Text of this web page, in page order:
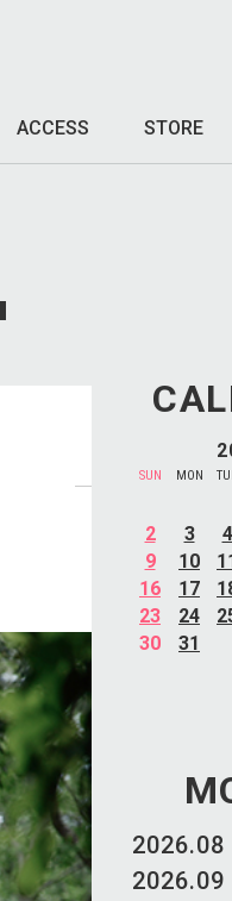
ACCESS STORE
SUN MON
2
3 4
9
10
16
17
23
24
30
31
2026.08
2026.09